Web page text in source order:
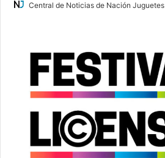
Central de Noticias de Nación Juguetes